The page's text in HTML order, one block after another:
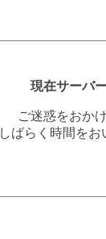
現在サーバ
ご迷惑をおか
しばらく時間を